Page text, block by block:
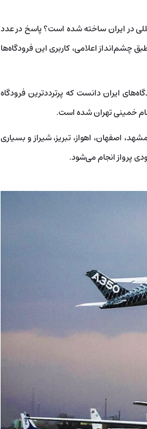
در ایران ساخته شده است؟ پاسخ در عدد
نرسیده‌اند، ولی طبق چشم‌انداز اعلامی، کاربری این فرودگاه‌ها
ایران دانست که پرترددترین فرودگاه
خمینی تهران شده است.
اصفهان، اهواز، تبریز، شیراز و بسیاری
پرواز انجام می‌شود.